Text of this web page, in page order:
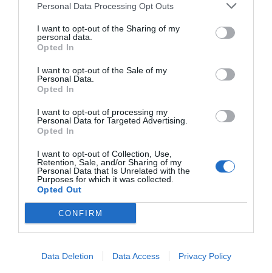
Personal Data Processing Opt Outs
I want to opt-out of the Sharing of my
personal data.
Opted In
I want to opt-out of the Sale of my
Personal Data.
Opted In
I want to opt-out of processing my
Personal Data for Targeted Advertising.
Opted In
I want to opt-out of Collection, Use,
Retention, Sale, and/or Sharing of my
Personal Data that Is Unrelated with the
Purposes for which it was collected.
Opted Out
CONFIRM
Data Deletion Data Access Privacy Policy